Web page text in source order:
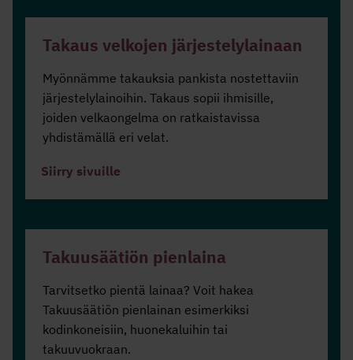
Takaus velkojen järjestelylainaan
Myönnämme takauksia pankista nostettaviin
järjestelylainoihin. Takaus sopii ihmisille,
joiden velkaongelma on ratkaistavissa
yhdistämällä eri velat.
Siirry sivuille
Takuusäätiön pienlaina
Tarvitsetko pientä lainaa? Voit hakea
Takuusäätiön pienlainan esimerkiksi
kodinkoneisiin, huonekaluihin tai
takuuvuokraan.